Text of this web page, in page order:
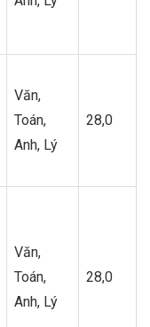
Văn,
Toán,
Anh, Lý
28,0
Văn,
Toán,
Anh, Lý
28,0